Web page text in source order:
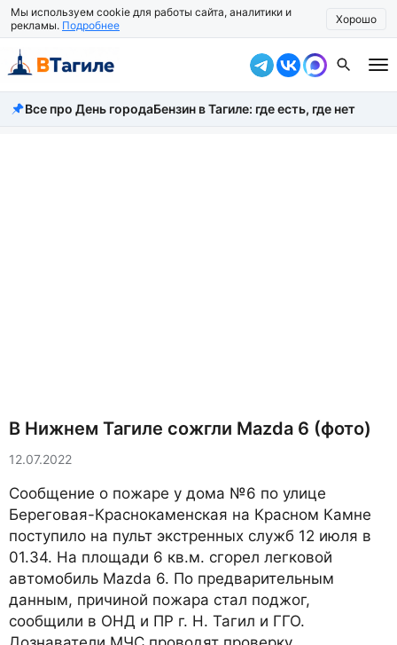
Мы используем cookie для работы сайта, аналитики и
рекламы. Подробнее Хорошо
Все новости
Все про День городаБензин в Тагиле: где есть, где нет
В Нижнем Тагиле сожгли Mazda 6 (фото)
12.07.2022
Сообщение о пожаре у дома №6 по улице
Береговая-Краснокаменская на Красном Камне
поступило на пульт экстренных служб 12 июля в
01.34. На площади 6 кв.м. сгорел легковой
автомобиль Mazda 6. По предварительным
данным, причиной пожара стал поджог,
сообщили в ОНД и ПР г. Н. Тагил и ГГО.